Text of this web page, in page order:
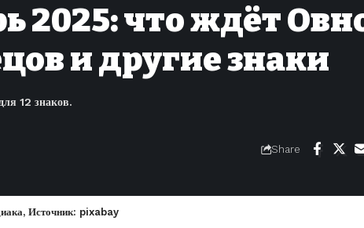
2025: что ждёт
и другие знаки
12 знаков.
Share
Источник: pixabay